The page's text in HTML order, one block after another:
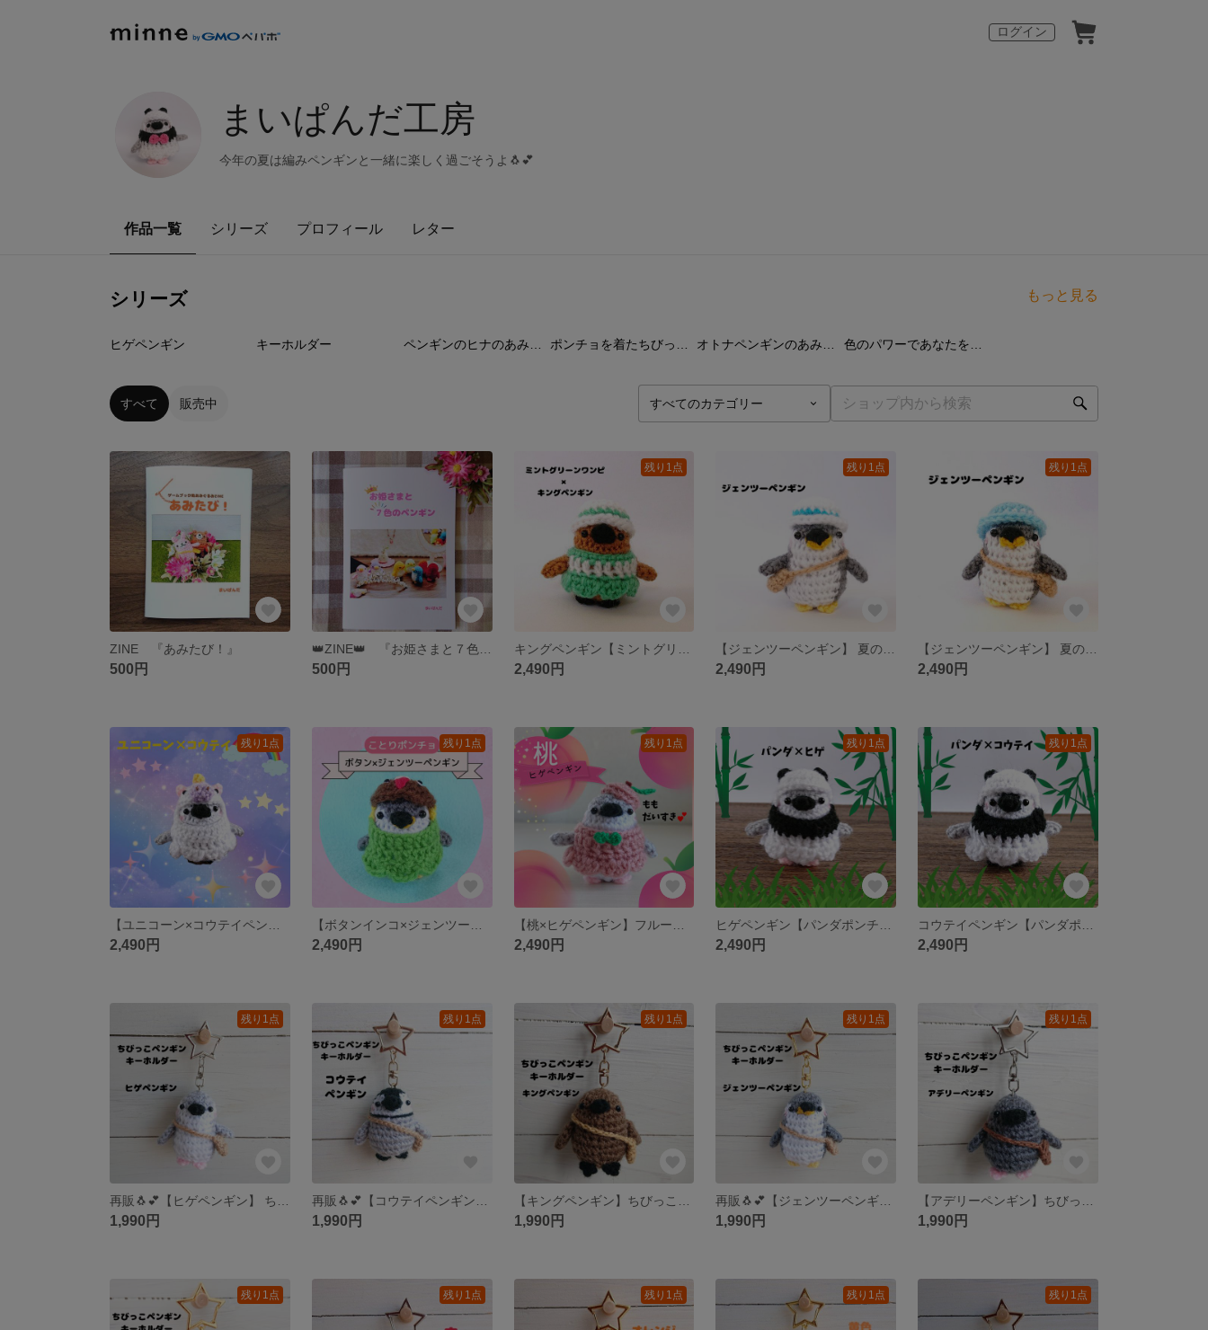
ログイン
まいぱんだ工房
今年の夏は編みペンギンと一緒に楽しく過ごそうよ🐧💕
作品一覧 シリーズ プロフィール レター
シリーズ もっと見る
ヒゲペンギン キーホルダー
すべて 販売中
ZINE 『あみたび！』
500円
👑ZINE👑 『お姫さまと７色のペンギン』
500円
残り1点
2,490円
残り1点
2,490円
残り1点
2,490円
残り1点
2,490円
残り1点
2,490円
残り1点
2,490円
残り1点
2,490円
残り1点
2,490円
残り1点
1,990円
残り1点
1,990円
残り1点
1,990円
残り1点
1,990円
残り1点
1,990円
残り1点 残り1点 残り1点 残り1点 残り1点